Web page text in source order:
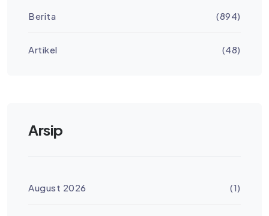
Berita (894)
Artikel (48)
Arsip
August 2026 (1)